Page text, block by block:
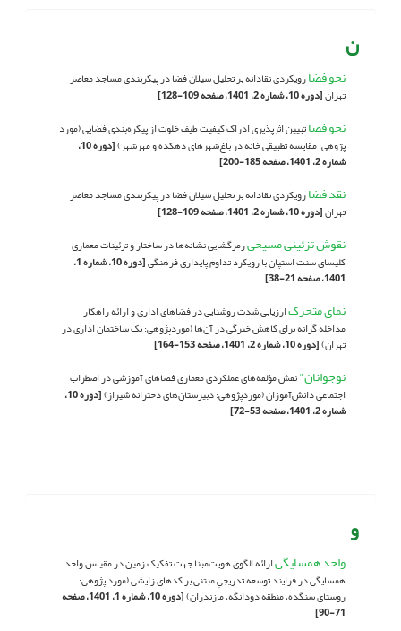
ن
نحو فضارویکردی نقادانه بر تحلیل سیلان فضا در پیکربندی مساجد معاصر
تهران[دوره 10، شماره 2، 1401، صفحه 109-128]
نحو فضاتبیین اثرپذیری ادراک کیفیت طیف خلوت از پیکره‌بندی فضایی (مورد
پژوهی: مقایسه تطبیقی خانه‌ در باغ‌‌شهرهای دهکده و مهرشهر)
[دوره 10،
شماره 2، 1401، صفحه 185-200]
نقد فضارویکردی نقادانه بر تحلیل سیلان فضا در پیکربندی مساجد معاصر
تهران[دوره 10، شماره 2، 1401، صفحه 109-128]
نقوش تزئینی مسیحیرمزگشایی نشانه‌ها در ساختار و تزئینات معماری
کلیسای سنت استپان با رویکرد تداوم پایداری فرهنگی
[دوره 10، شماره 1،
1401، صفحه 21-38]
نمای متحرکارزیابی شدت روشنایی در فضاهای اداری و ارائه راهکار
مداخله گرانه برای کاهش خیرگی در آن‌ها (موردپژوهی: یک ساختمان اداری در
تهران)[دوره 10، شماره 2، 1401، صفحه 153-164]
نوجوانان"نقش مؤلفه‌های عملکردی معماری فضاهای آموزشی در اضطراب
اجتماعی دانش‌آموزان (موردپژوهی: دبیرستان‌های دخترانه شیراز)
[دوره 10،
شماره 2، 1401، صفحه 53-72]
و
واحد همسایگیارائه الگوی هویت‌مبنا جهت تفکیک زمین در مقیاس واحد
همسایگی در فرایند توسعه تدریجیِ مبتنی بر کدهای زایشی (مورد پژوهی:
روستای سنگده، منطقه دودانگه، مازندران)
[دوره 10، شماره 1، 1401، صفحه
71-90]